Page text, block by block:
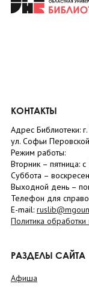
КОНТАКТЫ
Адрес Библиотеки:
ул. Софьи
Режим работы:
Вторник – пятница:
Суббота – в
Выходной день –
Телефон для
E-mail:
Политика
РАЗДЕЛЫ САЙТА
Афиша